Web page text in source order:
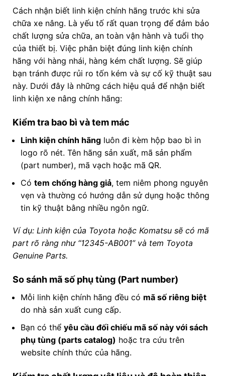
Cách nhận biết linh kiện chính hãng trước khi sửa
chữa xe nâng. Là yếu tố rất quan trọng để đảm bảo
chất lượng sửa chữa, an toàn vận hành và tuổi thọ
của thiết bị. Việc phân biệt đúng linh kiện chính
hãng với hàng nhái, hàng kém chất lượng. Sẽ giúp
bạn tránh được rủi ro tốn kém và sự cố kỹ thuật sau
này. Dưới đây là những cách hiệu quả để nhận biết
linh kiện xe nâng chính hãng:
Kiểm tra bao bì và tem mác
Linh kiện chính hãngluôn đi kèm hộp bao bì in
logo rõ nét. Tên hãng sản xuất, mã sản phẩm
(part number), mã vạch hoặc mã QR.
Có tem chống hàng giả, tem niêm phong nguyên
vẹn và thường có hướng dẫn sử dụng hoặc thông
tin kỹ thuật bằng nhiều ngôn ngữ.
Ví dụ: Linh kiện của Toyota hoặc Komatsu sẽ có mã
part rõ ràng như “12345-AB001” và tem Toyota
Genuine Parts.
So sánh mã số phụ tùng (Part number)
Mỗi linh kiện chính hãng đều có mã số riêng biệt
do nhà sản xuất cung cấp.
Bạn có thể yêu cầu đối chiếu mã số này với sách
phụ tùng (parts catalog) hoặc tra cứu trên
website chính thức của hãng.